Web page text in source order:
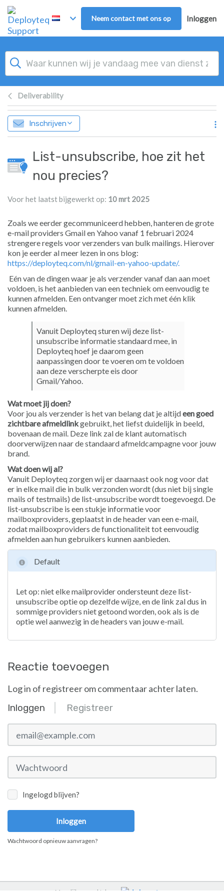
Overslaan naar hoofdinhoud
Neem contact met ons op Inloggen
Deliverability
Inschrijven
List-unsubscribe, hoe zit het
nou precies?
Voor het laatst bijgewerkt op: 10 mrt 2025
Zoals we eerder gecommuniceerd hebben, hanteren de grote
e-mail providers Gmail en Yahoo vanaf 1 februari 2024
strengere regels voor verzenders van bulk mailings. Hierover
kon je eerder al meer lezen in ons blog:
https://deployteq.com/nl/gmail-en-yahoo-update/.
Eén van de dingen waar je als verzender vanaf dan aan moet
voldoen, is het aanbieden van een techniek om eenvoudig te
kunnen afmelden. Een ontvanger moet zich met één klik
kunnen afmelden.
Vanuit Deployteq sturen wij deze list-
unsubscribe informatie standaard mee, in
Deployteq hoef je daarom geen
aanpassingen door te voeren om te voldoen
aan deze verscherpte eis door
Gmail/Yahoo.
Wat moet jij doen?
Voor jou als verzender is het van belang dat je altijdeen goed
zichtbare afmeldlinkgebruikt, het liefst duidelijk in beeld,
bovenaan de mail. Deze link zal de klant automatisch
doorverwijzen naar de standaard afmeldcampagne voor jouw
brand.
Wat doen wij al?
Vanuit Deployteq zorgen wij er daarnaast ook nog voor dat
er in elke mail die in bulk verzonden wordt (dus niet bij single
mails of testmails) de list-unsubscribe wordt toegevoegd. De
list-unsubscribe is een stukje informatie voor
mailboxproviders, geplaatst in de header van een e-mail,
zodat mailboxproviders de functionaliteit tot eenvoudig
afmelden aan hun gebruikers kunnen aanbieden.
Default
Let op: niet elke mailprovider ondersteunt deze list-
unsubscribe optie op dezelfde wijze, en de link zal dus in
sommige providers niet getoond worden, ook als is de
optie wel aanwezig in de headers van jouw e-mail.
Reactie toevoegen
Log in of registreer om commentaar achter laten.
Inloggen Registreer
email@example.com
Wachtwoord
Ingelogd blijven?
Inloggen
Wachtwoord opnieuw aanvragen?
Mogelijk gemaakt door